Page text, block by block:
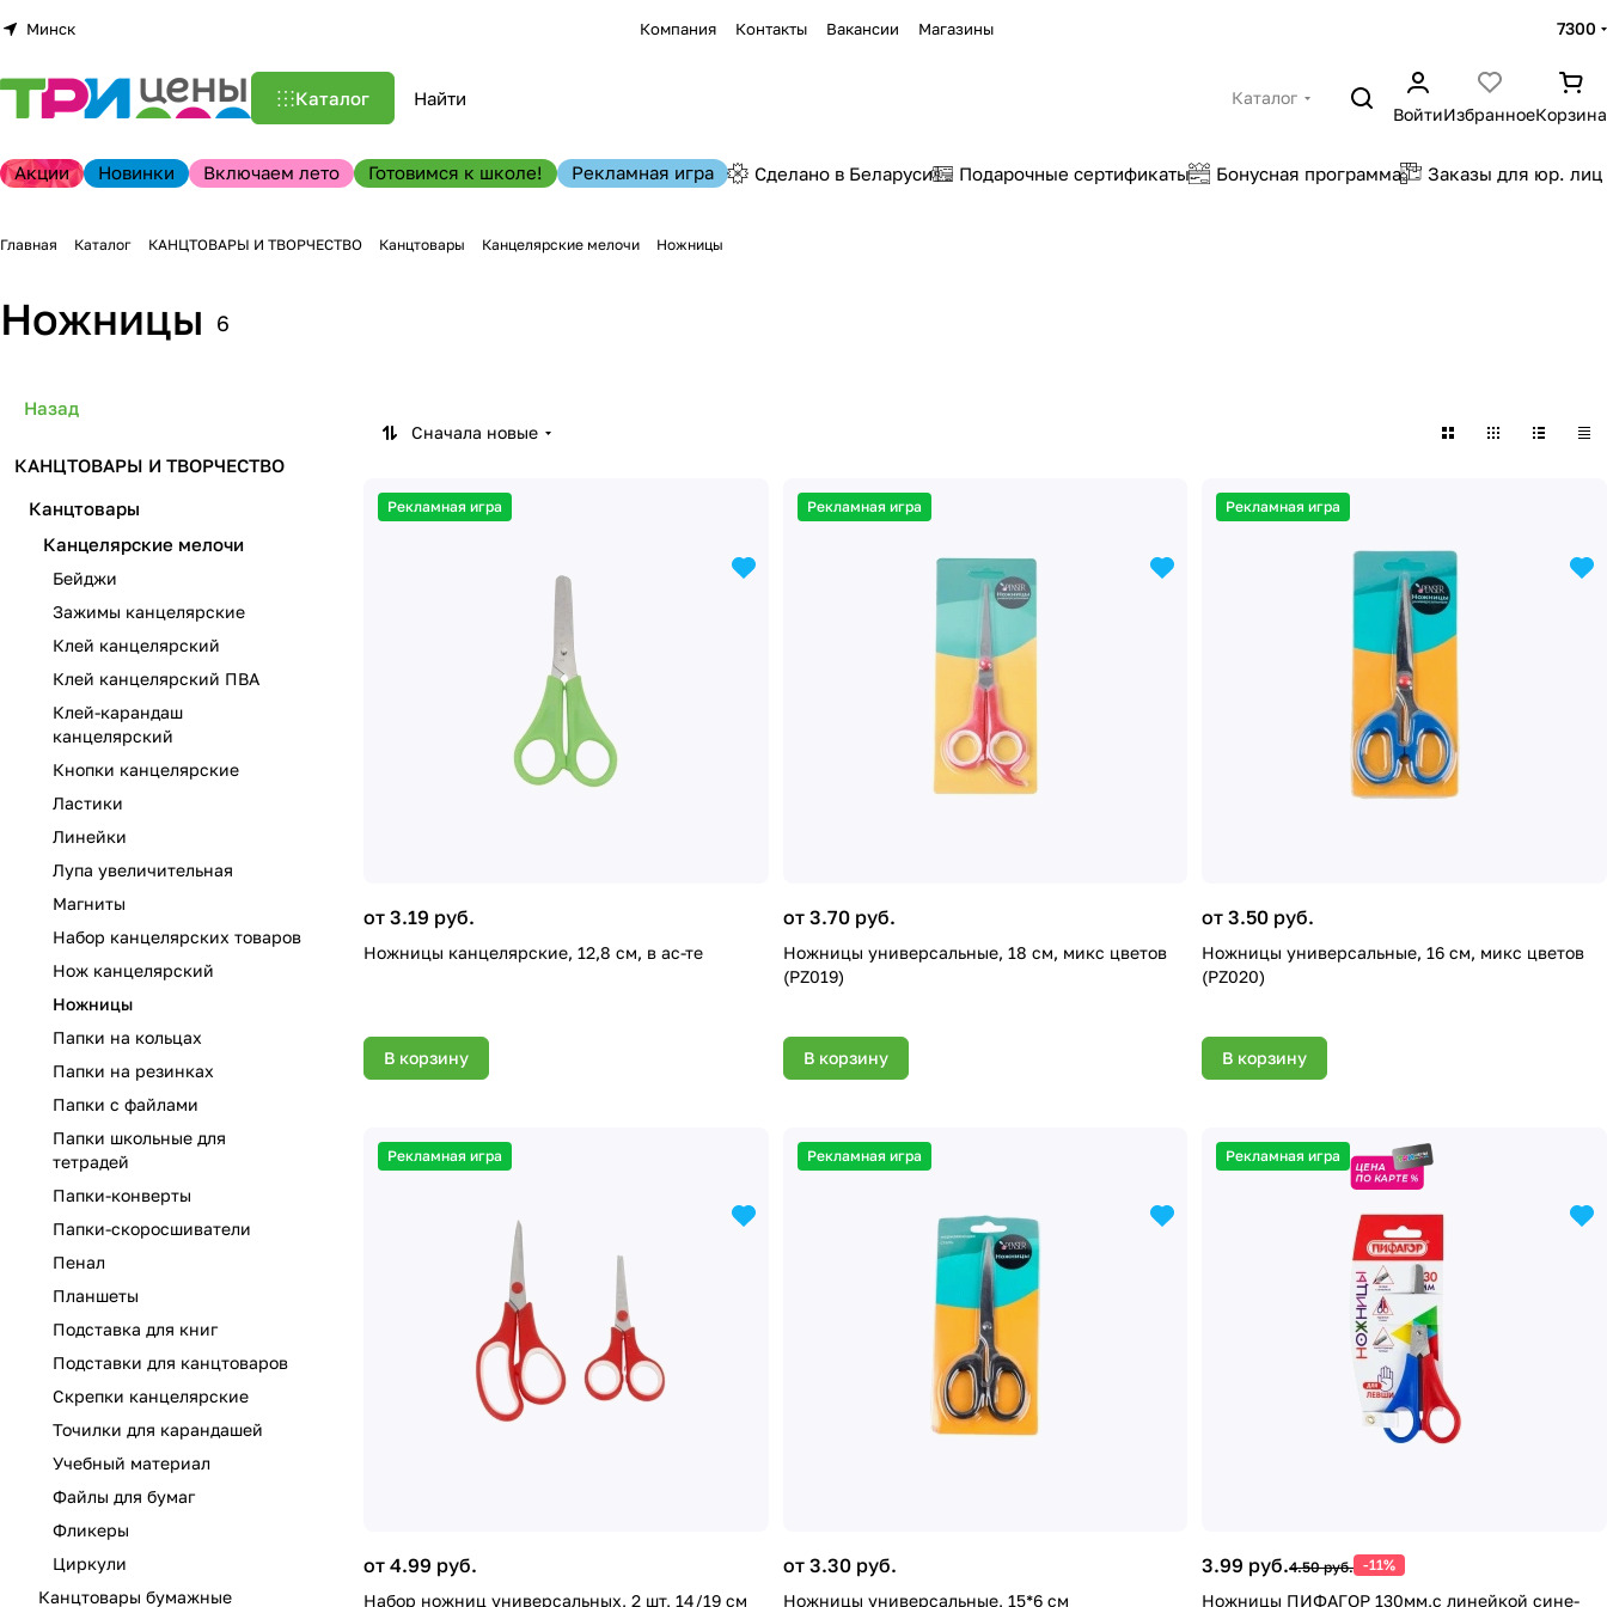
Минск Компания Контакты Вакансии Магазины 7300
Каталог
Каталог
ВойтиИзбранноеКорзина
Акции Новинки Включаем лето Готовимся к школе! Рекламная игра Сделано в Беларуси Подарочные сертификаты Бонусная программа Заказы для юр. лиц
Главная Каталог КАНЦТОВАРЫ И ТВОРЧЕСТВО Канцтовары Канцелярские мелочи Ножницы
Ножницы 6
Сначала новые
Рекламная игра
от 3.19 руб.
Ножницы канцелярские, 12,8 см, в ас-те
В корзину
Рекламная игра
от 3.70 руб.
Ножницы универсальные, 18 см, микс цветов
(PZ019)
В корзину
Рекламная игра
от 3.50 руб.
Ножницы универсальные, 16 см, микс цветов
(PZ020)
В корзину
Рекламная игра
от 4.99 руб.
Набор ножниц универсальных, 2 шт, 14/19 см
Рекламная игра
от 3.30 руб.
Ножницы универсальные, 15*6 см
Рекламная игра
3.99 руб.4.50 руб. -11%
Ножницы ПИФАГОР 130мм,с линейкой сине-
Назад
КАНЦТОВАРЫ И ТВОРЧЕСТВО
Канцтовары
Канцелярские мелочи
Бейджи
Зажимы канцелярские
Клей канцелярский
Клей канцелярский ПВА
Клей-карандаш
канцелярский
Кнопки канцелярские
Ластики
Линейки
Лупа увеличительная
Магниты
Набор канцелярских товаров
Нож канцелярский
Ножницы
Папки на кольцах
Папки на резинках
Папки с файлами
Папки школьные для
тетрадей
Папки-конверты
Папки-скоросшиватели
Пенал
Планшеты
Подставка для книг
Подставки для канцтоваров
Скрепки канцелярские
Точилки для карандашей
Учебный материал
Файлы для бумаг
Фликеры
Циркули
Канцтовары бумажные